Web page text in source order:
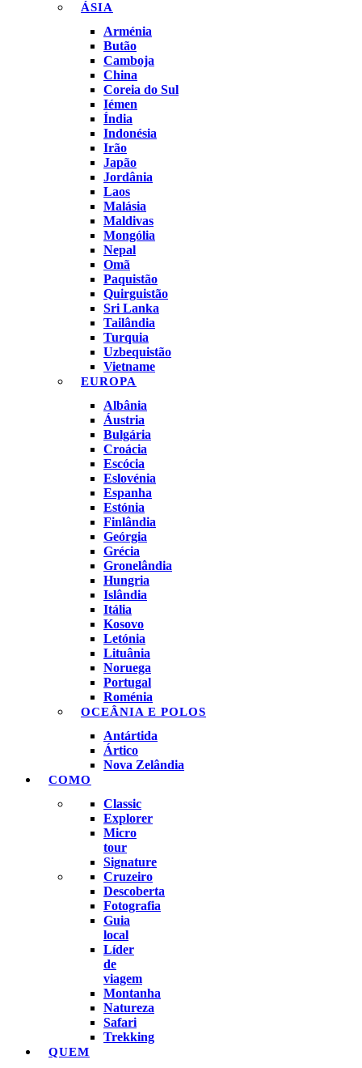
ÁSIA
Arménia
Butão
Camboja
China
Coreia do Sul
Iémen
Índia
Indonésia
Irão
Japão
Jordânia
Laos
Malásia
Maldivas
Mongólia
Nepal
Omã
Paquistão
Quirguistão
Sri Lanka
Tailândia
Turquia
Uzbequistão
Vietname
EUROPA
Albânia
Áustria
Bulgária
Croácia
Escócia
Eslovénia
Espanha
Estónia
Finlândia
Geórgia
Grécia
Gronelândia
Hungria
Islândia
Itália
Kosovo
Letónia
Lituânia
Noruega
Portugal
Roménia
OCEÂNIA E POLOS
Antártida
Ártico
Nova Zelândia
COMO
Classic
Explorer
Micro
tour
Signature
Cruzeiro
Descoberta
Fotografia
Guia
local
Líder
de
viagem
Montanha
Natureza
Safari
Trekking
QUEM